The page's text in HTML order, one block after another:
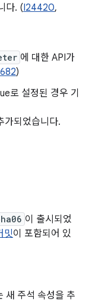
다. (I24420,
에 대한 API가
)
로 설정된 경우 기
가되었습니다.
이 출시되었
밋이 포함되어 있
새 주석 속성을 추